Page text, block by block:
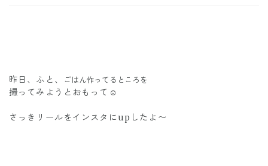
昨日、ふと、 ごはん作ってるところを
撮ってみようとおもって☺︎
さっきリールをインスタにupしたよ〜